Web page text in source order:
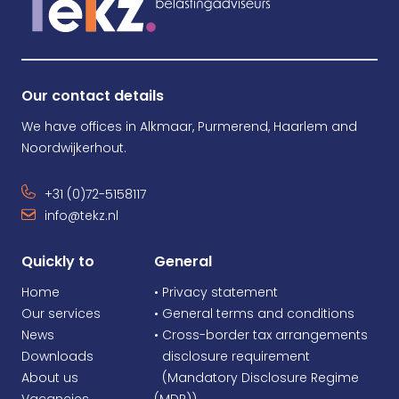
Our contact details
We have offices in Alkmaar, Purmerend, Haarlem and
Noordwijkerhout.
+31 (0)72-5158117
info@tekz.nl
Quickly to
Home
Our services
News
Downloads
About us
General
• Privacy statement
• General terms and conditions
• Cross-border tax arrangements
disclosure requirement
(Mandatory Disclosure Regime